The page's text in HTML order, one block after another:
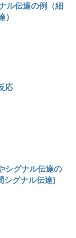
ル伝達の例（細
応
シグナル伝達の
グナル伝達)